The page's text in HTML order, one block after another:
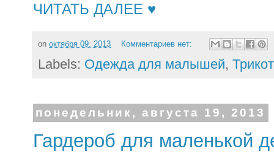
ЧИТАТЬ ДАЛЕЕ ♥
on октября 09, 2013 Комментариев нет:
Labels: Одежда для малышей,
понедельник, августа 19, 2013
Гардероб для маленькой